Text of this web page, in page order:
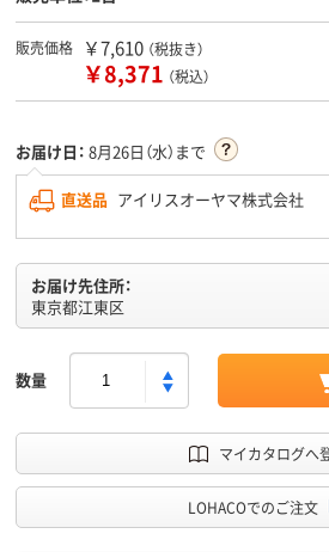
販売価格 ￥7,610 （税抜き）
￥8,371 （税込）
お届け日： 8月26日（水）まで
直送品 アイリスオーヤマ株式会社
お届け先住所：
東京都江東区
数量
マイカタログへ
LOHACOでのご注文